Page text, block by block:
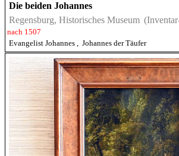
Die beiden Johannes
Regensburg, Historisches Museum
nach 1507
Evangelist Johannes , Johannes der Täufer